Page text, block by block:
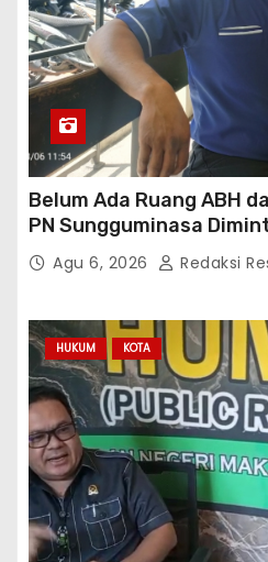
Belum Ada Ruang ABH
PN Sungguminasa
PublikAgu 6, 2026 Redaksi
HUKUM KOTA